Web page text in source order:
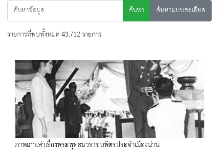
ค้นหา
ค้นหาแบบละเอียด
รายการที่พบทั้งหมด 43,712 รายการ
ภาพเก่าเล่าเรื่องพระพุทธนวราชบพิตรประจำเมืองน่าน